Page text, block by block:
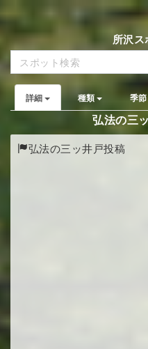
所沢
詳細 種類 季節
弘法の三
弘法の三ッ井戸投稿